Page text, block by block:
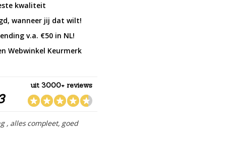
kwaliteit
wanneer jij dat wilt!
v.a. €50 in NL!
Webwinkel Keurmerk
uit 3000+ reviews
, alles compleet, goed